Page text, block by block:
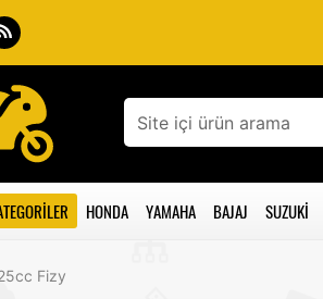
HONDA YAMAHA BAJAJ SUZUKI
Fizy